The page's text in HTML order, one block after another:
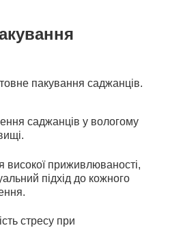
пакування саджанців.
саджанців у вологому
високої приживлюваності,
підхід до кожного
стресу при